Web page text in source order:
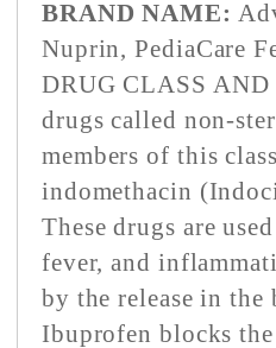
BRAND NAME:
Nuprin, PediaCare
DRUG CLASS
drugs called non-
members of this
indomethacin
These drugs are
fever, and
by the release in
Ibuprofen blocks